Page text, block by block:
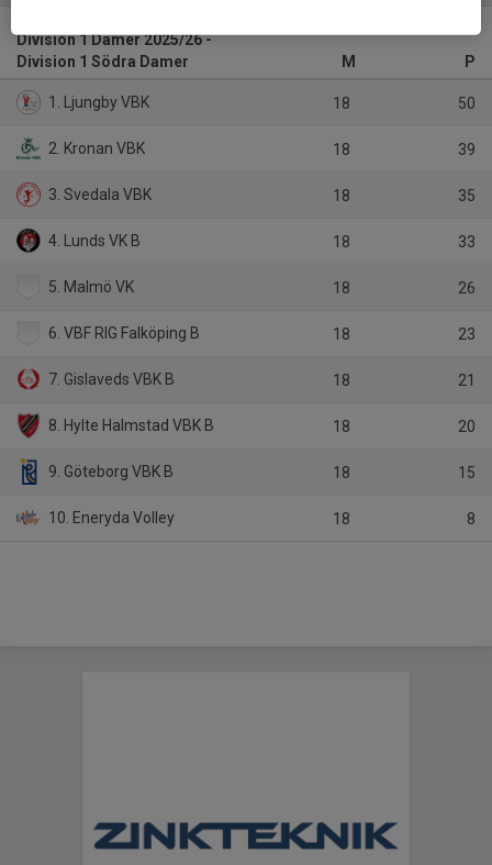
Division 1 Damer 2025/26 -
Division 1 Södra Damer
M P
1. Ljungby VBK 18 50
2. Kronan VBK 18 39
3. Svedala VBK 18 35
4. Lunds VK B 18 33
5. Malmö VK 18 26
6. VBF RIG Falköping B 18 23
7. Gislaveds VBK B 18 21
8. Hylte Halmstad VBK B 18 20
9. Göteborg VBK B 18 15
10. Eneryda Volley 18 8